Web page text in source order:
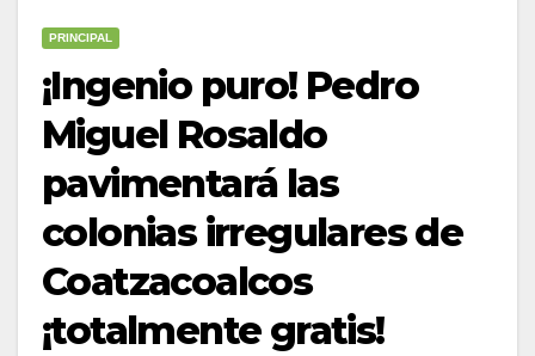
PRINCIPAL
¡Ingenio puro! Pedro
Miguel Rosaldo
pavimentará las
colonias irregulares de
Coatzacoalcos
¡totalmente gratis!